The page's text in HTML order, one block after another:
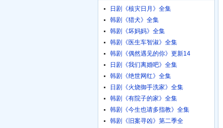
日剧《核灾日月》全集
韩剧《猎犬》全集
韩剧《坏妈妈》全集
韩剧《医生车智淑》全集
韩剧《偶然遇见的你》更新14
日剧《我们离婚吧》全集
韩剧《绝世网红》全集
日剧《火烧御手洗家》全集
韩剧《有院子的家》全集
韩剧《今生也请多指教》全集
韩剧《旧案寻凶》第二季全